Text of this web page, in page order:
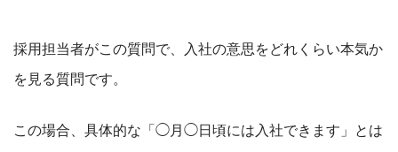
採用担当者がこの質問で、入社の意思をどれくらい本気か
を見る質問です。
この場合、具体的な「◯月 ◯日頃には入社できます」とは